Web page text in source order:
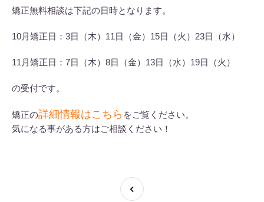
矯正無料相談は下記の日時となります。
10月矯正日：3日（木）11日（金）15日（火）23日（水）
11月矯正日：7日（木）8日（金）13日（水）19日（火）
の受付です。
矯正の詳細情報はこちら をご覧ください。
気になる事がある方はご相談ください！